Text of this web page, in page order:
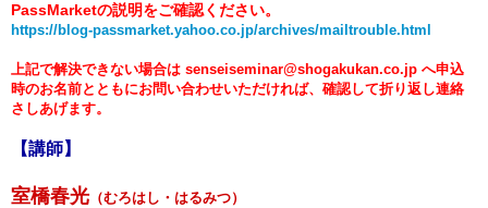
PassMarketの説明をご確認ください。
https://blog-passmarket.yahoo.co.jp/archives/mailtrouble.html
上記で解決できない場合は senseiseminar@shogakukan.co.jp へ申込
時のお名前とともにお問い合わせいただければ、確認して折り返し連絡
さしあげます。
【講師】
室橋春光 （むろはし・はるみつ）